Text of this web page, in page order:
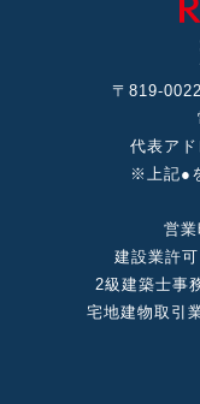
〒819-
代表ア
※上記●
営
建設業許
2級建築⼠事
宅地建物取引